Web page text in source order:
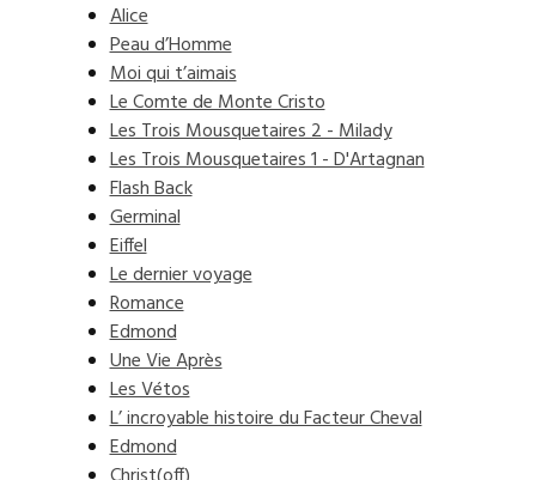
Alice
Peau d’Homme
Moi qui t’aimais
Le Comte de Monte Cristo
Les Trois Mousquetaires 2 - Milady
Les Trois Mousquetaires 1 - D'Artagnan
Flash Back
Germinal
Eiffel
Le dernier voyage
Romance
Edmond
Une Vie Après
Les Vétos
L’ incroyable histoire du Facteur Cheval
Edmond